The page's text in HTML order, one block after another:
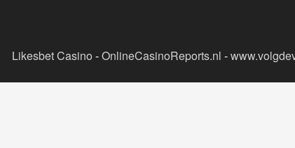
Likesbet Casino -OnlineCasinoReports.nl -